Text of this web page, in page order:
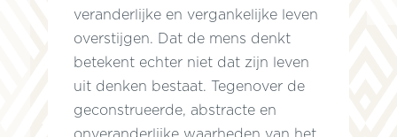
veranderlijke en vergankelijke leven
overstijgen. Dat de mens denkt
betekent echter niet dat zijn leven
uit denken bestaat. Tegenover de
geconstrueerde, abstracte en